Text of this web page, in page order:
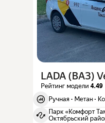
LADA (ВАЗ)
Рейтинг модели 4.49
Ручная · Метан ·
Парк «Комфорт
Октябрьский